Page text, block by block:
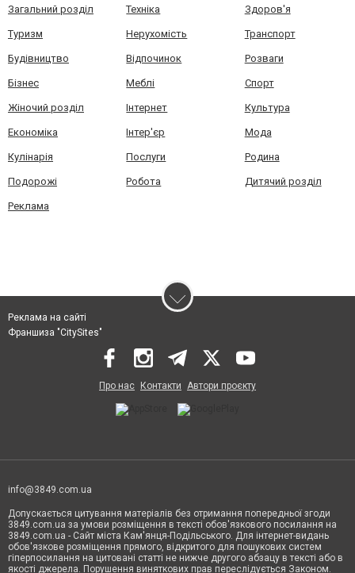
Загальний розділ Техніка Здоров'я
Туризм Нерухомість Транспорт
Будівництво Відпочинок Розваги
Бізнес Меблі Спорт
Жіночий розділ Інтернет Культура
Економіка Інтер'єр Мода
Кулінарія Послуги Родина
Подорожі Робота Дитячий розділ
Реклама
Реклама на сайті
Франшиза "CitySites"
Про нас Контакти Автори проєкту
info@3849.com.ua
Допускається цитування матеріалів без отримання попередньої згоди
3849.com.ua за умови розміщення в тексті обов'язкового посилання на
3849.com.ua - Сайт міста Кам'янця-Подільського. Для інтернет-видань
обов'язкове розміщення прямого, відкритого для пошукових систем
гіперпосилання на цитовані статті не нижче другого абзацу в тексті або в
якості джерела. Порушення виняткових прав переслідується Законом.